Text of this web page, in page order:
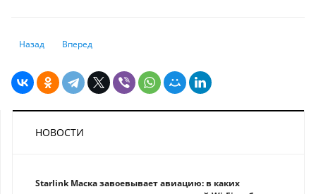
Предыдущий: Mercedes будет использовать человекоподобных
Назад Следующий: Спасите ваши «лайки»
Вперед
НОВОСТИ
Starlink Маска завоевывает авиацию: в каких